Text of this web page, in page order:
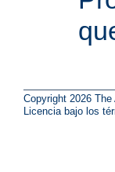
Copyright 2026
Licencia bajo los